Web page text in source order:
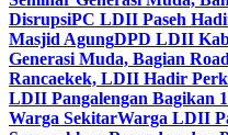
DisrupsiPC LDII Paseh
Masjid AgungDPD LDII
Generasi Muda, Bagian
Rancaekek, LDII Hadir
LDII Pangalengan Bagikan
Warga SekitarWarga LDII